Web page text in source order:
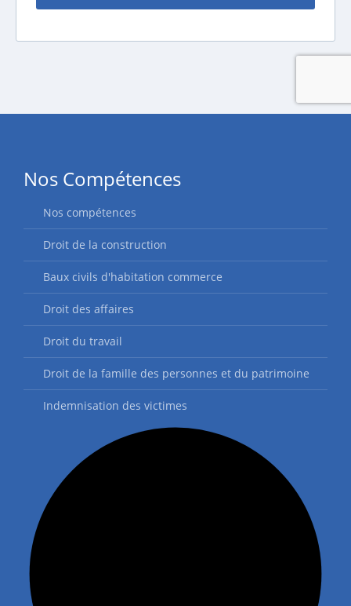
Nos Compétences
Nos compétences
Droit de la construction
Baux civils d'habitation commerce
Droit des affaires
Droit du travail
Droit de la famille des personnes et du patrimoine
Indemnisation des victimes